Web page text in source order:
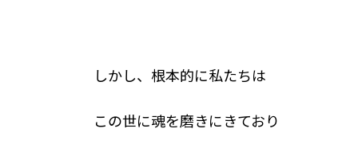
しかし、根本的に私たちは
この世に魂を磨きにきており